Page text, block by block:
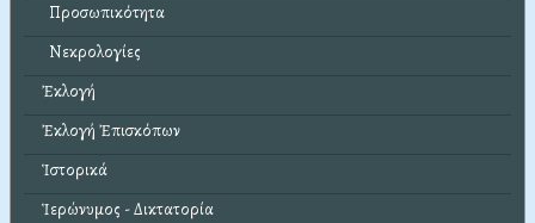
Προσωπικότητα
Νεκρολογίες
Ἐκλογή
Ἐκλογή Ἐπισκόπων
Ἱστορικά
Ἱερώνυμος - Δικτατορία